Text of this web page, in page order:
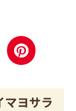
マヨサラ